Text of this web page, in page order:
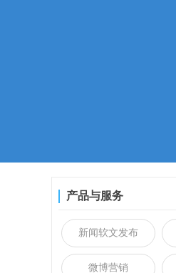
产品与服务
新闻软文发布
微博营销